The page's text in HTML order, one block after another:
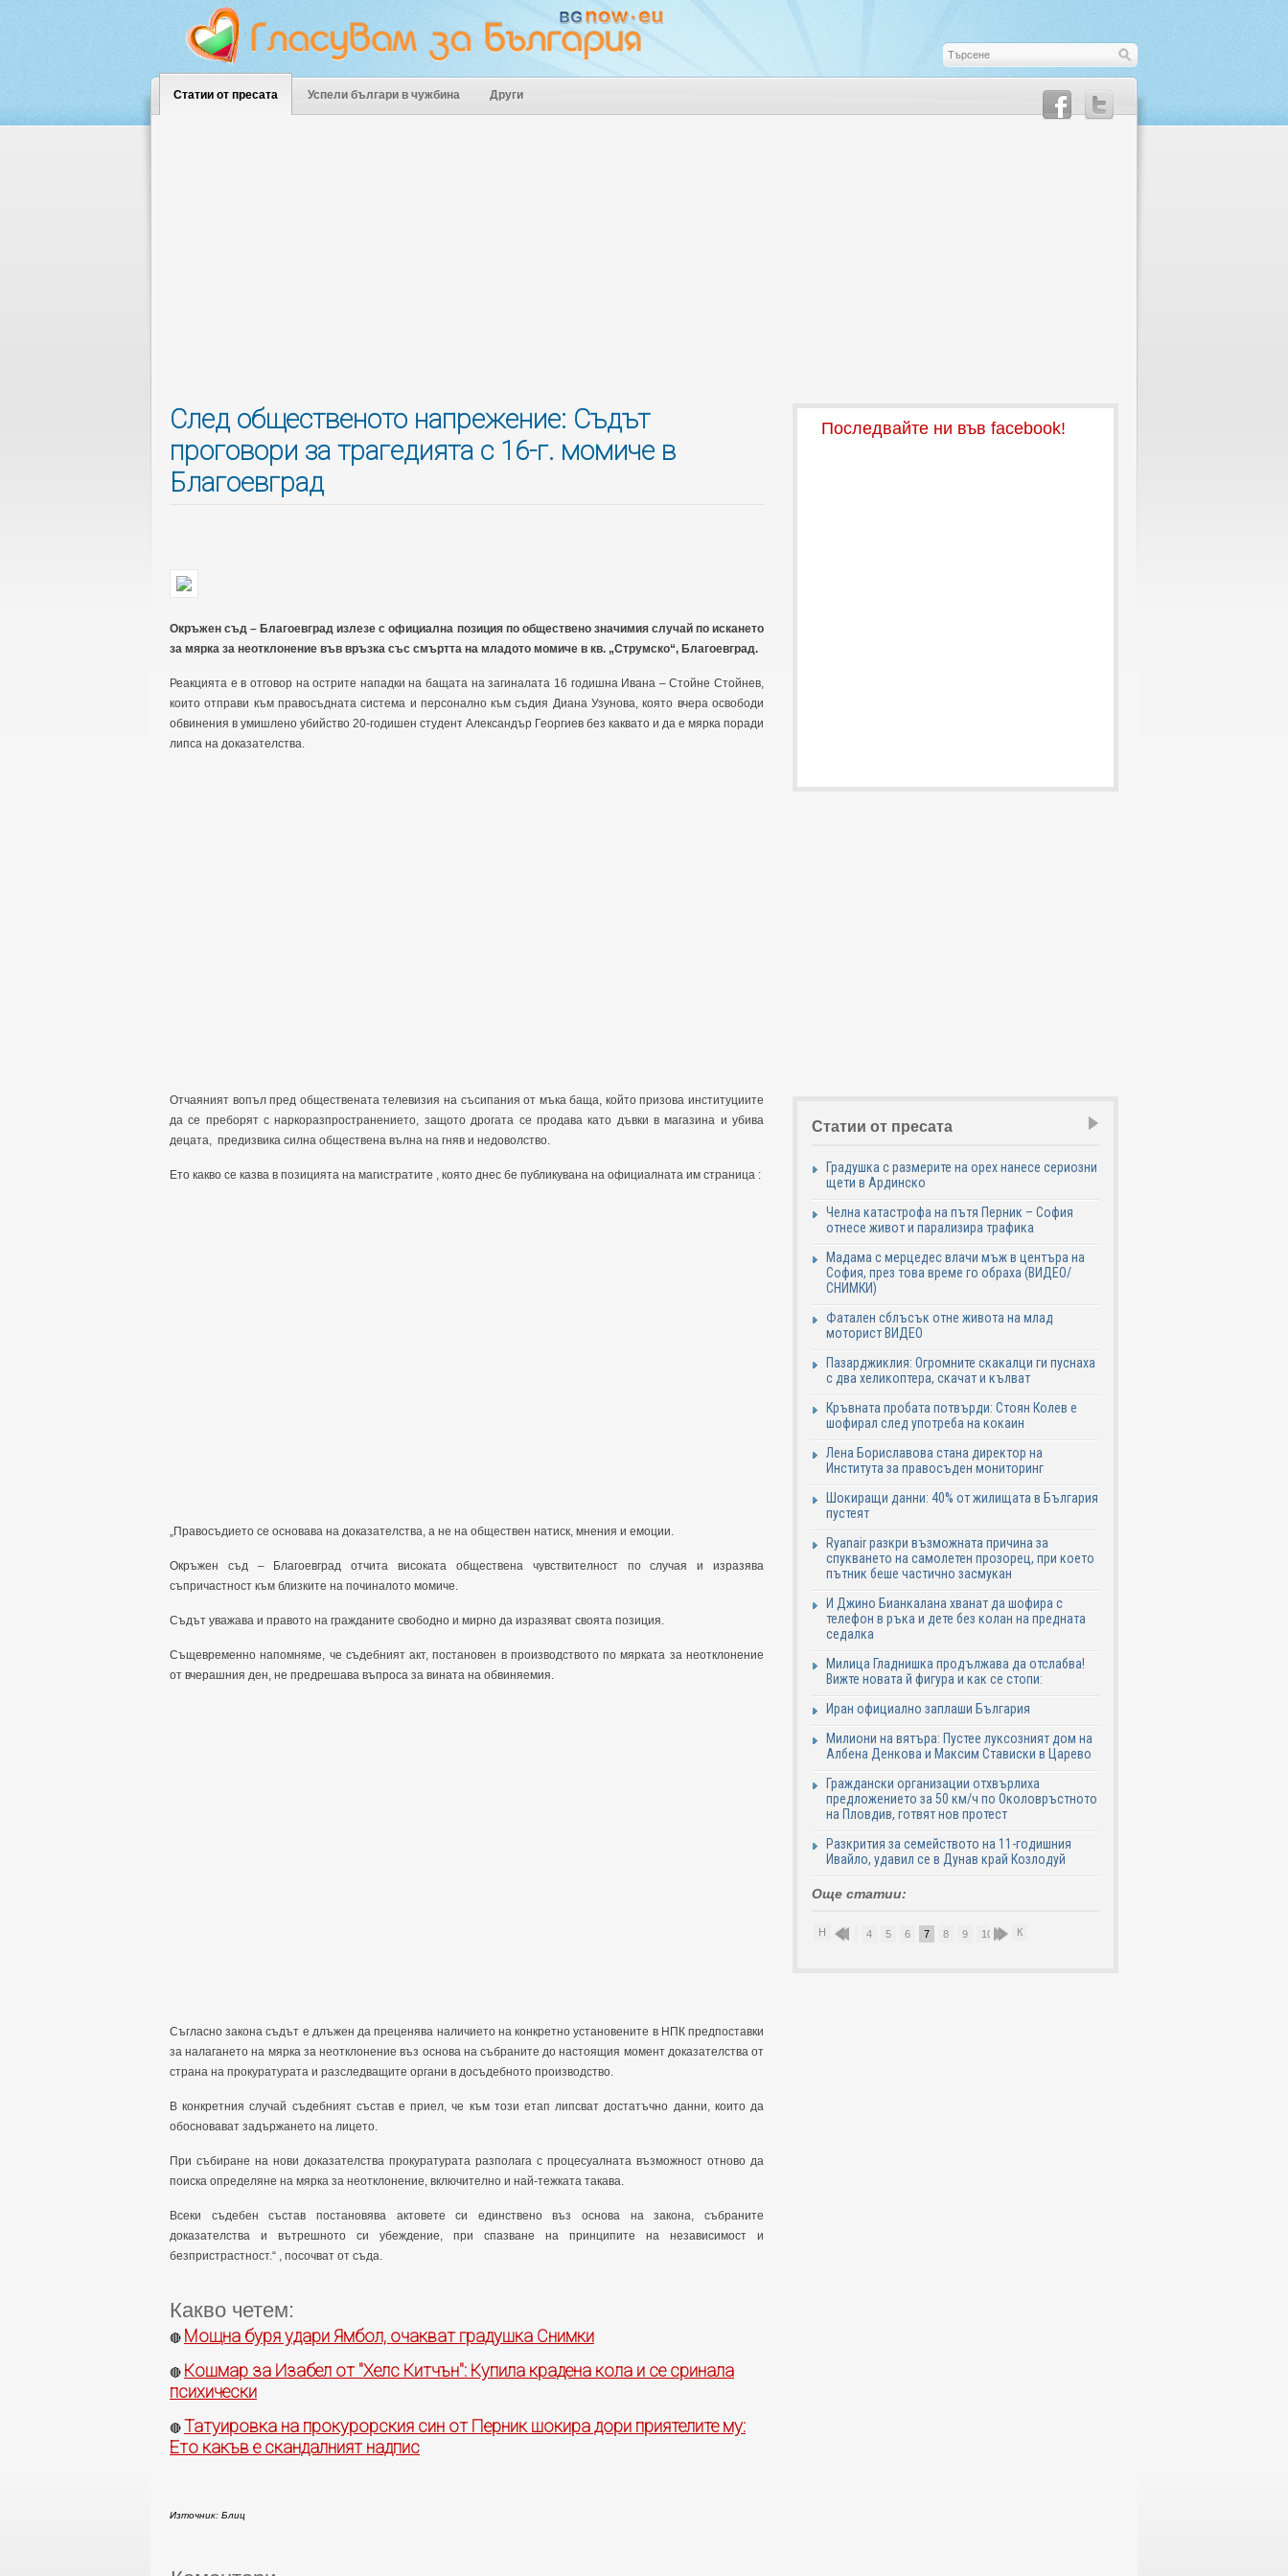
Статии от пресата Успели българи в чужбина Други
След общественото напрежение: Съдът
проговори за трагедията с 16-г. момиче в
Благоевград
Окръжен съд – Благоевград излезе с официална позиция по обществено значимия случай по искането
за мярка за неотклонение във връзка със смъртта на младото момиче в кв. „Струмско“, Благоевград.
Реакцията е в отговор на острите нападки на бащата на загиналата 16 годишна Ивана – Стойне Стойнев,
които отправи към правосъдната система и персонално към съдия Диана Узунова, която вчера освободи
обвинения в умишлено убийство 20-годишен студент Александър Георгиев без каквато и да е мярка поради
липса на доказателства.
Отчаяният вопъл пред обществената телевизия на съсипания от мъка баща, който призова институциите
да се преборят с наркоразпространението, защото дрогата се продава като дъвки в магазина и убива
децата, предизвика силна обществена вълна на гняв и недоволство.
Ето какво се казва в позицията на магистратите , която днес бе публикувана на официалната им страница :
„Правосъдието се основава на доказателства, а не на обществен натиск, мнения и емоции.
Окръжен съд – Благоевград отчита високата обществена чувствителност по случая и изразява
съпричастност към близките на починалото момиче.
Съдът уважава и правото на гражданите свободно и мирно да изразяват своята позиция.
Същевременно напомняме, че съдебният акт, постановен в производството по мярката за неотклонение
от вчерашния ден, не предрешава въпроса за вината на обвиняемия.
Съгласно закона съдът е длъжен да преценява наличието на конкретно установените в НПК предпоставки
за налагането на мярка за неотклонение въз основа на събраните до настоящия момент доказателства от
страна на прокуратурата и разследващите органи в досъдебното производство.
В конкретния случай съдебният състав е приел, че към този етап липсват достатъчно данни, които да
обосновават задържането на лицето.
При събиране на нови доказателства прокуратурата разполага с процесуалната възможност отново да
поиска определяне на мярка за неотклонение, включително и най-тежката такава.
Всеки съдебен състав постановява актовете си единствено въз основа на закона, събраните
доказателства и вътрешното си убеждение, при спазване на принципите на независимост и
безпристрастност.“ , посочват от съда.
Какво четем:
🔴 Мощна буря удари Ямбол, очакват градушка Снимки
🔴 Кошмар за Изабел от "Хелс Китчън": Купила крадена кола и се сринала
психически
🔴 Татуировка на прокурорския син от Перник шокира дори приятелите му:
Ето какъв е скандалният надпис
Източник: Блиц
Последвайте ни във facebook!
Статии от пресата
Градушка с размерите на орех нанесе сериозни
щети в Ардинско
Челна катастрофа на пътя Перник – София
отнесе живот и парализира трафика
Мадама с мерцедес влачи мъж в центъра на
София, през това време го обраха (ВИДЕО/
СНИМКИ)
Фатален сблъсък отне живота на млад
моторист ВИДЕО
Пазарджиклия: Огромните скакалци ги пуснаха
с два хеликоптера, скачат и кълват
Кръвната пробата потвърди: Стоян Колев е
шофирал след употреба на кокаин
Лена Бориславова стана директор на
Института за правосъден мониторинг
Шокиращи данни: 40% от жилищата в България
пустеят
Ryanair разкри възможната причина за
спукването на самолетен прозорец, при което
пътник беше частично засмукан
И Джино Бианкалана хванат да шофира с
телефон в ръка и дете без колан на предната
седалка
Милица Гладнишка продължава да отслабва!
Вижте новата й фигура и как се стопи:
Иран официално заплаши България
Милиони на вятъра: Пустее луксозният дом на
Албена Денкова и Максим Стависки в Царево
Граждански организации отхвърлиха
предложението за 50 км/ч по Околовръстното
на Пловдив, готвят нов протест
Разкрития за семейството на 11-годишния
Ивайло, удавил се в Дунав край Козлодуй
Още статии:
Н 4 5 6 7 8 9 10 К